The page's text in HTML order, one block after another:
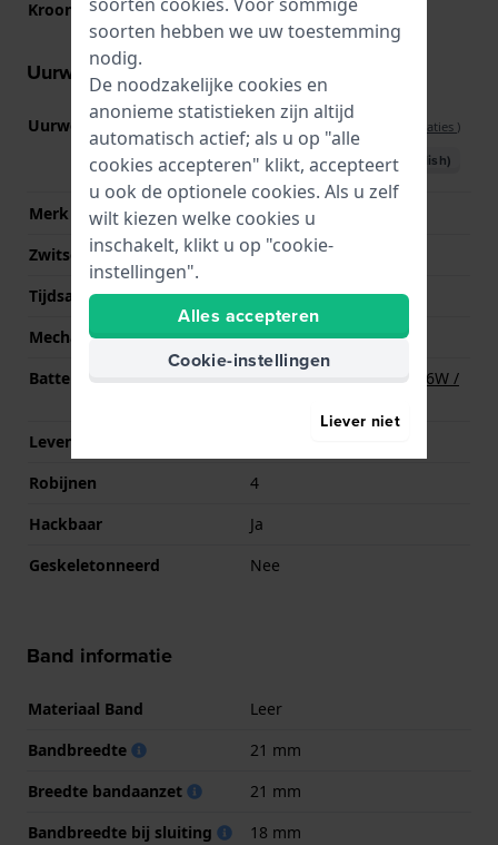
Kroon Trek kroon
Uurwerk informatie
Uurwerk nr. G10.962 EO( Bekijk specificaties )
Download handboek (English)
Merk uurwerk
ETA
Zwitsers uurwerk
Ja
Tijdsaanduiding
Analoog
Mechanisme
Quartz
Batterij
Renata R394 394 / SR936W /
Levensduur batterij
Robijnen
4
Hackbaar
Ja
Geskeletonneerd
Nee
Band informatie
Materiaal Band
Leer
Bandbreedte
21 mm
Breedte bandaanzet
21 mm
Bandbreedte bij sluiting
18 mm
soorten hebben we uw toestemming
nodig.
De noodzakelijke cookies en
anonieme statistieken zijn altijd
automatisch actief; als u op "alle
cookies accepteren" klikt, accepteert
u ook de optionele cookies. Als u zelf
wilt kiezen welke cookies u
inschakelt, klikt u op "cookie-
instellingen".
Alles accepteren
Cookie-instellingen
Liever niet